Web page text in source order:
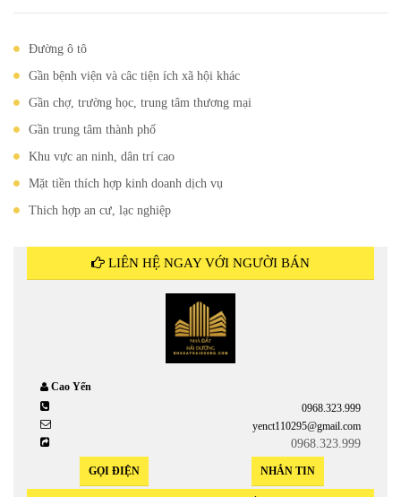
Đường ô tô
Gần bệnh viện và câc tiện ích xã hội khác
Gần chợ, trường học, trung tâm thương mại
Gần trung tâm thành phố
Khu vực an ninh, dân trí cao
Mặt tiền thích hợp kinh doanh dịch vụ
Thich hợp an cư, lạc nghiệp
LIÊN HỆ NGAY VỚI NGƯỜI BÁN
Cao Yến
0968.323.999
yenct110295@gmail.com
0968.323.999
GỌI ĐIỆN NHẮN TIN